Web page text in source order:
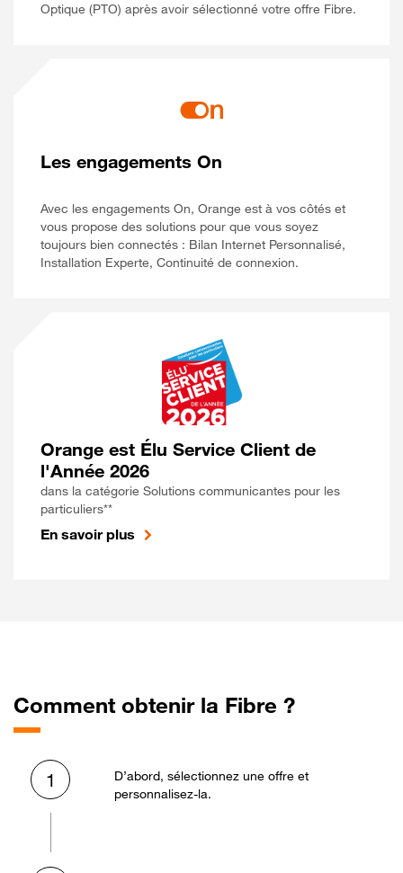
Optique (PTO) après avoir sélectionné votre offre Fibre.
Les engagements On
Avec les engagements On, Orange est à vos côtés et
vous propose des solutions pour que vous soyez
toujours bien connectés : Bilan Internet Personnalisé,
Installation Experte, Continuité de connexion.
Orange est Élu Service Client de
l'Année 2026
dans la catégorie Solutions communicantes pour les
particuliers**
En savoir plus
Comment obtenir la Fibre ?
1
D’abord, sélectionnez une offre et
personnalisez-la.